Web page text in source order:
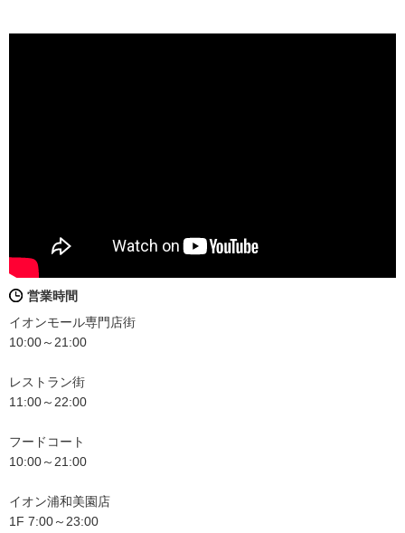
営業時間
イオンモール専門店街
10:00～21:00
レストラン街
11:00～22:00
フードコート
10:00～21:00
イオン浦和美園店
1F 7:00～23:00